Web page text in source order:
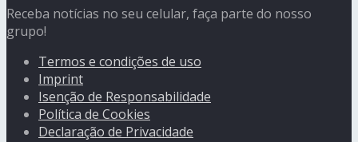
Receba notícias no seu celular, faça parte do nosso
grupo!
Termos e condições de uso
Imprint
Isenção de Responsabilidade
Política de Cookies
Declaração de Privacidade